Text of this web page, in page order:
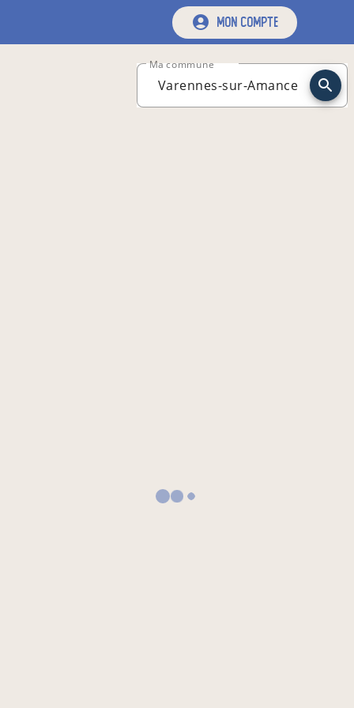
mon compte
Ma commune